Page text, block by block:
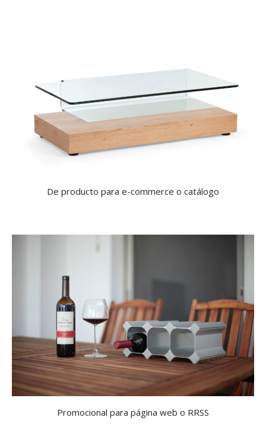
De producto para e-commerce o catálogo
Promocional para página web o RRSS